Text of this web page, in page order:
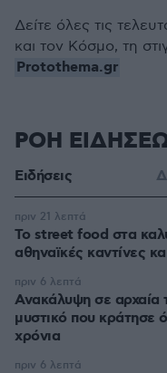
Δείτε όλες τις
και τον Κόσμο, τη
Protothema.gr
ΡΟΗ
Ειδήσεις
Το street food στα
αθηναϊκές καντίνες
πριν 21 λεπτά
Ανακάλυψη σε αρχαία
μυστικό που κράτησε
χρόνια
πριν 6 λεπτά
πριν 6 λεπτά